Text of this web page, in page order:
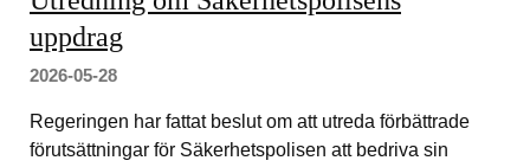
uppdrag
2026-05-28
Regeringen har fattat beslut om att utreda förbättrade
förutsättningar för Säkerhetspolisen att bedriva sin